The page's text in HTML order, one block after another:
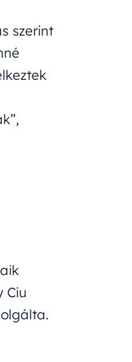
szerint
Ciu